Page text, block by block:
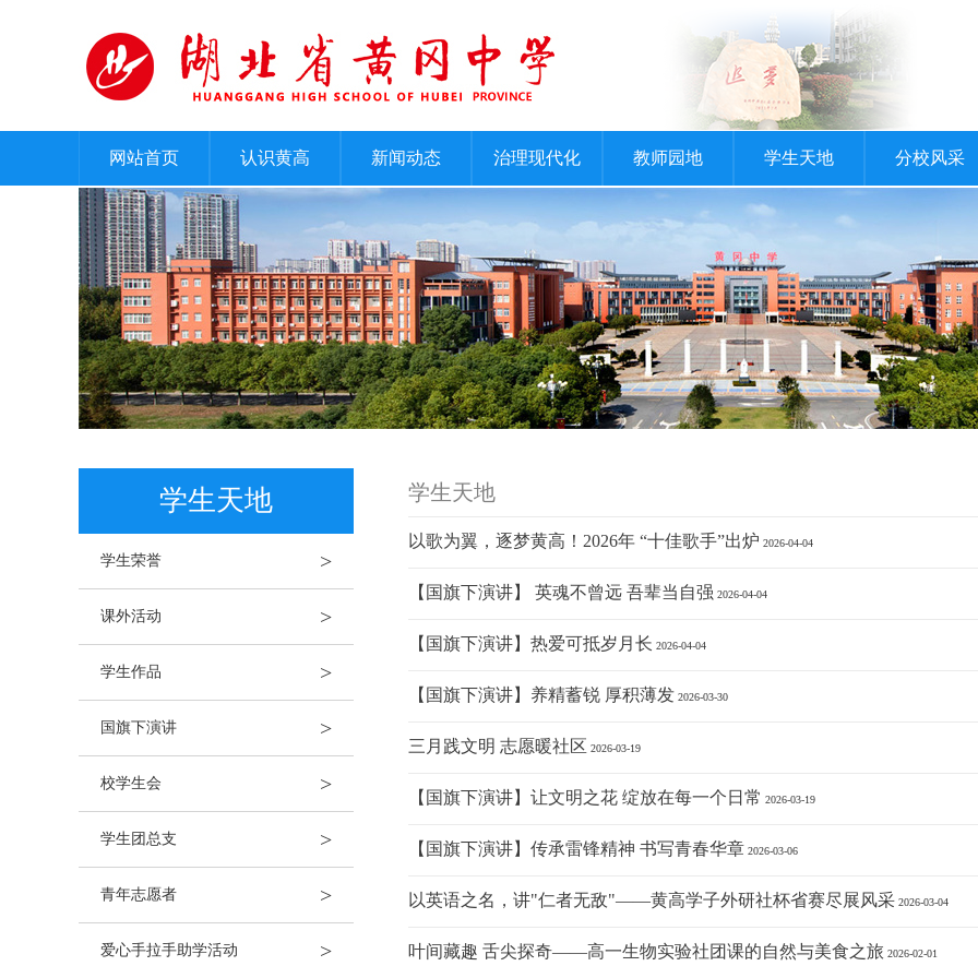
网站首页 认识黄高 新闻动态 治理现代化 教师园地 学生天地 分校风采
学生天地
学生荣誉 >
课外活动 >
学生作品 >
国旗下演讲 >
校学生会 >
学生团总支 >
青年志愿者 >
爱心手拉手助学活动 >
学生天地
以歌为翼，逐梦黄高！2026年 “十佳歌手”出炉 2026-04-04
【国旗下演讲】 英魂不曾远 吾辈当自强 2026-04-04
【国旗下演讲】热爱可抵岁月长 2026-04-04
【国旗下演讲】养精蓄锐 厚积薄发 2026-03-30
三月践文明 志愿暖社区 2026-03-19
【国旗下演讲】让文明之花 绽放在每一个日常 2026-03-19
【国旗下演讲】传承雷锋精神 书写青春华章 2026-03-06
以英语之名，讲"仁者无敌"——黄高学子外研社杯省赛尽展风采 2026-03-04
叶间藏趣 舌尖探奇——高一生物实验社团课的自然与美食之旅 2026-02-01